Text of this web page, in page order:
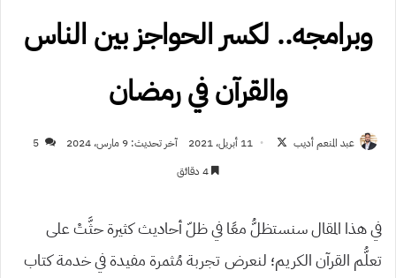
وبرامجه.. لكسر الحواجز بين الناس
والقرآن في رمضان
عبد المنعم أديب
تابع
11 أبريل، 2021 آخر تحديث: 9 مارس، 2024
5
في هذا المقال سنستظلُّ معًا في ظلّ أحاديث كثيرة حثَّتْ على
تعلُّم القرآن الكريم؛ لنعرض تجربة مُثمرة مفيدة في خدمة كتاب